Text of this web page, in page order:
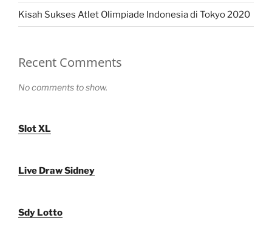
Kisah Sukses Atlet Olimpiade Indonesia di Tokyo 2020
Recent Comments
No comments to show.
Slot XL
Live Draw Sidney
Sdy Lotto